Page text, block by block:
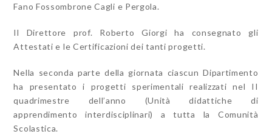
Fano Fossombrone Cagli e Pergola.
Il Direttore prof. Roberto Giorgi ha consegnato gli
Attestati e le Certificazioni dei tanti progetti.
Nella seconda parte della giornata ciascun Dipartimento
ha presentato i progetti sperimentali realizzati nel II
quadrimestre dell’anno (Unità didattiche di
apprendimento interdisciplinari) a tutta la Comunità
Scolastica.